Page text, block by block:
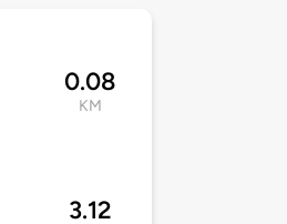
0.08
KM
3.12